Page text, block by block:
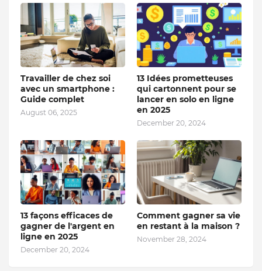
Travailler de chez soi
avec un smartphone :
Guide complet
August 06, 2025
13 Idées prometteuses
qui cartonnent pour se
lancer en solo en ligne
en 2025
December 20, 2024
13 façons efficaces de
gagner de l'argent en
ligne en 2025
December 20, 2024
Comment gagner sa vie
en restant à la maison ?
November 28, 2024